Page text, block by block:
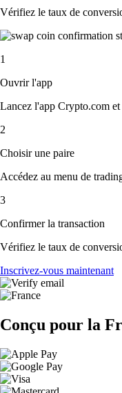
Vérifiez le taux de
1
Ouvrir l'app
Lancez l'app Crypto.com
2
Choisir une paire
Accédez au menu de
3
Confirmer la transaction
Vérifiez le taux de
Inscrivez-vous maintenant
Conçu pour la